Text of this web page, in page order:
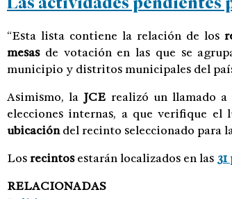
“Esta lista contiene la relación de los
mesasde votación en las que se
municipio y distritos municipales del
Asimismo, la JCE realizó un llamado a
elecciones internas, a que verifique el
ubicacióndel recinto seleccionado para
Losrecintosestarán localizados en las
RELACIONADAS